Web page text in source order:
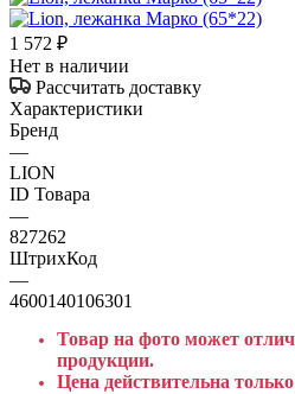
1 572 ₽
Нет в наличии
Рассчитать доставку
Характеристики
Бренд
—
LION
ID Товара
—
827262
ШтрихКод
—
4600140106301
Товар на фото может
продукции.
Цена действительна